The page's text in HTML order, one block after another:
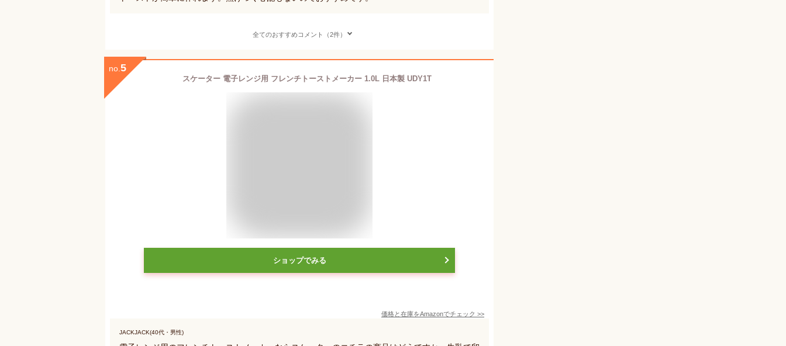
全てのおすすめコメント（2件）
no. 5
スケーター 電子レンジ用 フレンチトーストメーカー 1.0L 日本製 UDY1T
ショップでみる
価格と在庫をAmazonでチェック >>
JACKJACK(40代・男性)